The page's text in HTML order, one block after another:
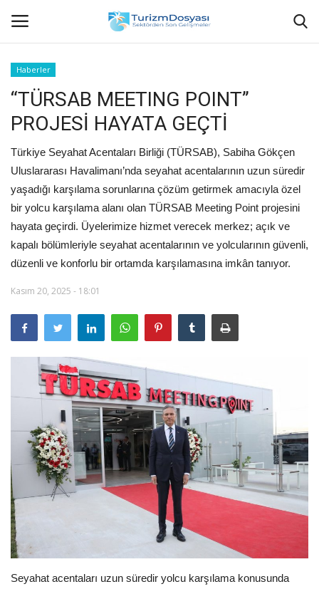
Anasayfa
Bize Ulaşın
Künye
Halil ÖNCÜ kimdir?
KVKK Aydınlatma Metni
Görüntülü
Lezzet Durakları
Röportajlar
Gezi - Yorum
Sizlerden Gelenler
Yorumlar
Haberler
“TÜRSAB MEETING POINT”
PROJESİ HAYATA GEÇTİ
Türkiye Seyahat Acentaları Birliği (TÜRSAB), Sabiha Gökçen
Uluslararası Havalimanı’nda seyahat acentalarının uzun süredir
yaşadığı karşılama sorunlarına çözüm getirmek amacıyla özel
bir yolcu karşılama alanı olan TÜRSAB Meeting Point projesini
hayata geçirdi. Üyelerimize hizmet verecek merkez; açık ve
kapalı bölümleriyle seyahat acentalarının ve yolcularının güvenli,
düzenli ve konforlu bir ortamda karşılamasına imkân tanıyor.
Kasım 20, 2025 - 18:01
Seyahat acentaları uzun süredir yolcu karşılama konusunda